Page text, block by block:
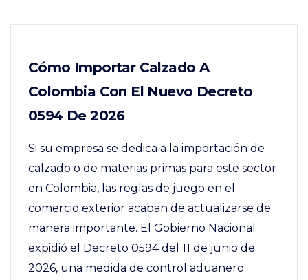
Cómo Importar Calzado A
Colombia Con El Nuevo Decreto
0594 De 2026
Si su empresa se dedica a la importación de
calzado o de materias primas para este sector
en Colombia, las reglas de juego en el
comercio exterior acaban de actualizarse de
manera importante. El Gobierno Nacional
expidió el Decreto 0594 del 11 de junio de
2026, una medida de control aduanero